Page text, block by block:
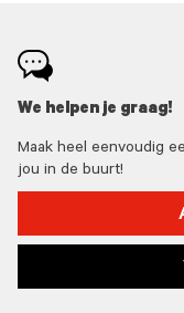
We helpen je graag!
Maak heel eenvoudig
jou in de buurt!